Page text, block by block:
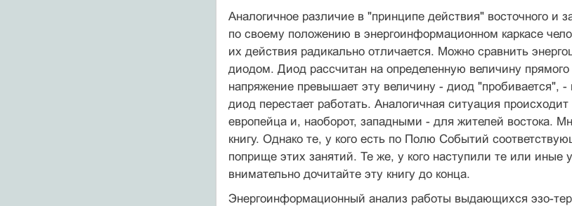
Аналогичное различие в "принципе действия" восточного и
по своему положению в энергоинформационном каркасе
их действия радикально отличается. Можно сравнить
диодом. Диод рассчитан на определенную величину
напряжение превышает эту величину - диод "пробивается",
диод перестает работать. Аналогичная ситуация
европейца и, наоборот, западными - для жителей востока.
книгу. Однако те, у кого есть по Полю Событий
поприще этих занятий. Те же, у кого наступили те или
внимательно дочитайте эту книгу до конца.
Энергоинформационный анализ работы выдающихся эзо-